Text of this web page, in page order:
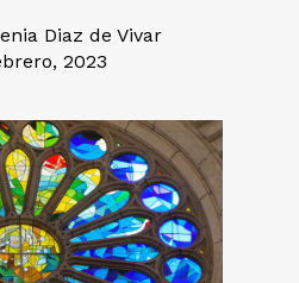
Diaz de Vivar
2023